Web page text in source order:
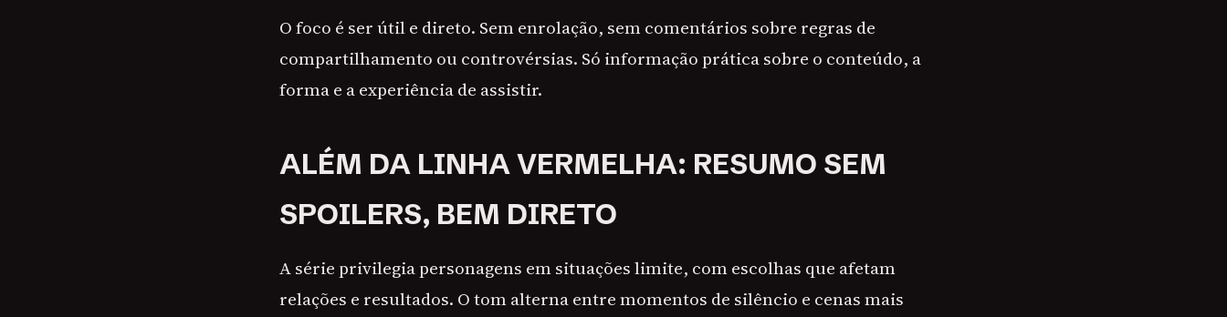
O foco é ser útil e direto. Sem enrolação, sem comentários sobre regras de
compartilhamento ou controvérsias. Só informação prática sobre o conteúdo, a
forma e a experiência de assistir.
ALÉM DA LINHA VERMELHA: RESUMO SEM
SPOILERS, BEM DIRETO
A série privilegia personagens em situações limite, com escolhas que afetam
relações e resultados. O tom alterna entre momentos de silêncio e cenas mais